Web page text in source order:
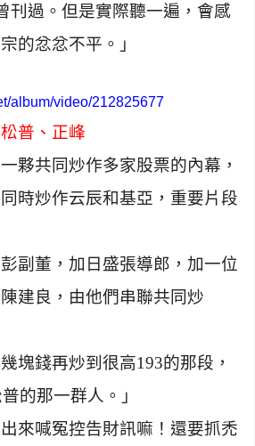
刊過。但是實際聽一遍，會感
的忿忿不平。」
album/video/212825677
普、正峰
夥共同炒作多家股票的內幕，
時炒作云辰和基亞，重要片段
彭副董，加日盛張導郎，加一位
建良，由他們串聯共同炒
塊錢再炒到很高193的那段，
的那一群人。」
出來喊冤控告財訊嘛！還要抓禿